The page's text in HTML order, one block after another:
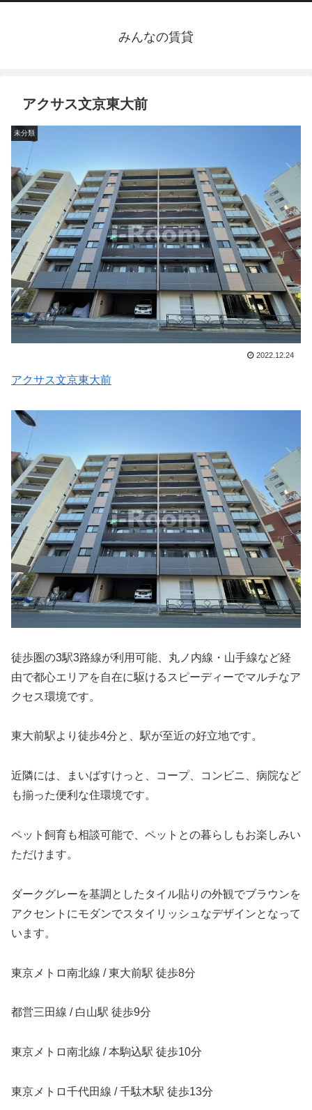
みんなの賃貸
アクサス文京東大前
未分類
2022.12.24
アクサス文京東大前
徒歩圏の3駅3路線が利用可能、丸ノ内線・山手線など経
由で都心エリアを自在に駆けるスピーディーでマルチなア
クセス環境です。
東大前駅より徒歩4分と、駅が至近の好立地です。
近隣には、まいばすけっと、コープ、コンビニ、病院など
も揃った便利な住環境です。
ペット飼育も相談可能で、ペットとの暮らしもお楽しみい
ただけます。
ダークグレーを基調としたタイル貼りの外観でブラウンを
アクセントにモダンでスタイリッシュなデザインとなって
います。
東京メトロ南北線 / 東大前駅 徒歩8分
都営三田線 / 白山駅 徒歩9分
東京メトロ南北線 / 本駒込駅 徒歩10分
東京メトロ千代田線 / 千駄木駅 徒歩13分